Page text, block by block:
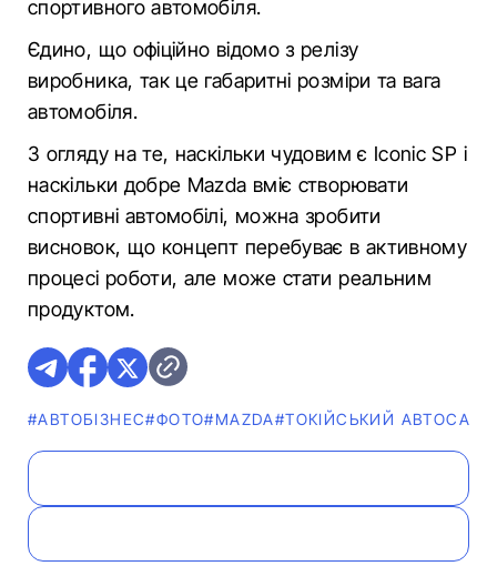
спортивного автомобіля.
Єдино, що офіційно відомо з релізу
виробника, так це габаритні розміри та вага
автомобіля.
З огляду на те, наскільки чудовим є Iconic SP і
наскільки добре Mazda вміє створювати
спортивні автомобілі, можна зробити
висновок, що концепт перебуває в активному
процесі роботи, але може стати реальним
продуктом.
#АВТОБІЗНЕС#ФОТО#MAZDA#ТОКІЙСЬКИЙ